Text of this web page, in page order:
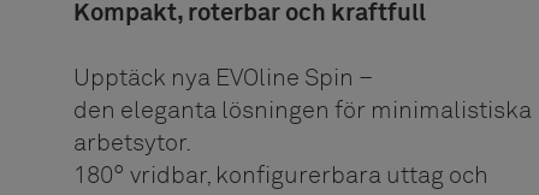
Kompakt, roterbar och kraftfull
Upptäck nya EVOline Spin –
den eleganta lösningen för minimalistiska
arbetsytor.
180° vridbar, konfigurerbara uttag och